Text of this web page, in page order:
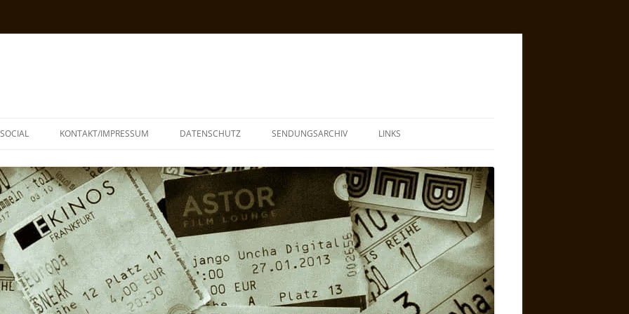
SOCIAL KONTAKT/IMPRESSUM DATENSCHUTZ SENDUNGSARCHIV LINKS